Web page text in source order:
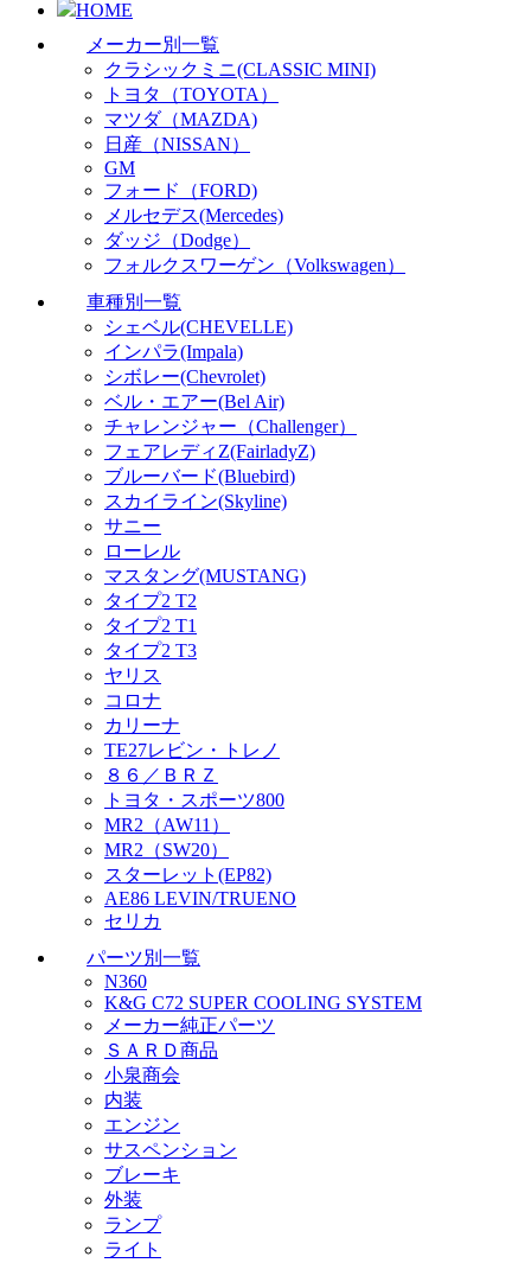
HOME
メーカー別一覧
クラシックミニ(CLASSIC MINI)
トヨタ（TOYOTA）
マツダ（MAZDA)
日産（NISSAN）
GM
フォード（FORD)
メルセデス(Mercedes)
ダッジ（Dodge）
フォルクスワーゲン（Volkswagen）
車種別一覧
シェベル(CHEVELLE)
インパラ(Impala)
シボレー(Chevrolet)
ベル・エアー(Bel Air)
チャレンジャー（Challenger）
フェアレディZ(FairladyZ)
ブルーバード(Bluebird)
スカイライン(Skyline)
サニー
ローレル
マスタング(MUSTANG)
タイプ2 T2
タイプ2 T1
タイプ2 T3
ヤリス
コロナ
カリーナ
TE27レビン・トレノ
８６／ＢＲＺ
トヨタ・スポーツ800
MR2（AW11）
MR2（SW20）
スターレット(EP82)
AE86 LEVIN/TRUENO
セリカ
パーツ別一覧
N360
K&G C72 SUPER COOLING SYSTEM
メーカー純正パーツ
ＳＡＲＤ商品
小泉商会
内装
エンジン
サスペンション
ブレーキ
外装
ランプ
ライト